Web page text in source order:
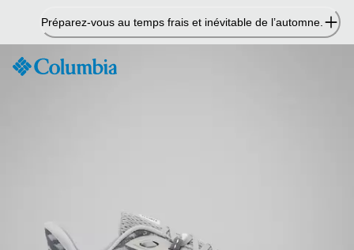
contenu
Préparez-vous au temps frais et inévitable de l’automne.